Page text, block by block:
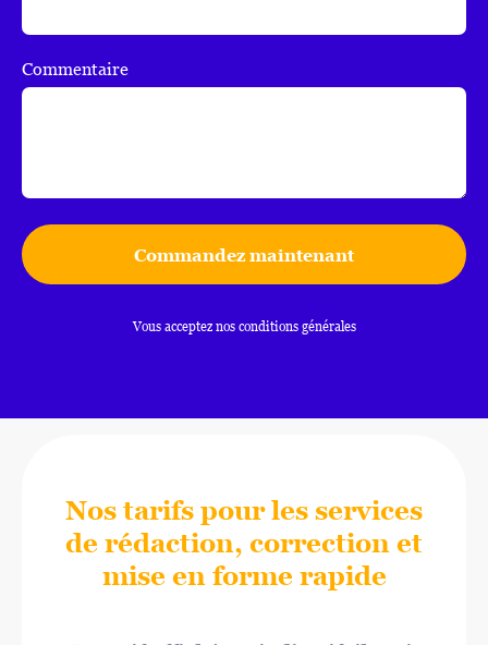
Commentaire
Commandez maintenant
Vous acceptez nos conditions générales
Nos tarifs pour les services
de rédaction, correction et
mise en forme rapide